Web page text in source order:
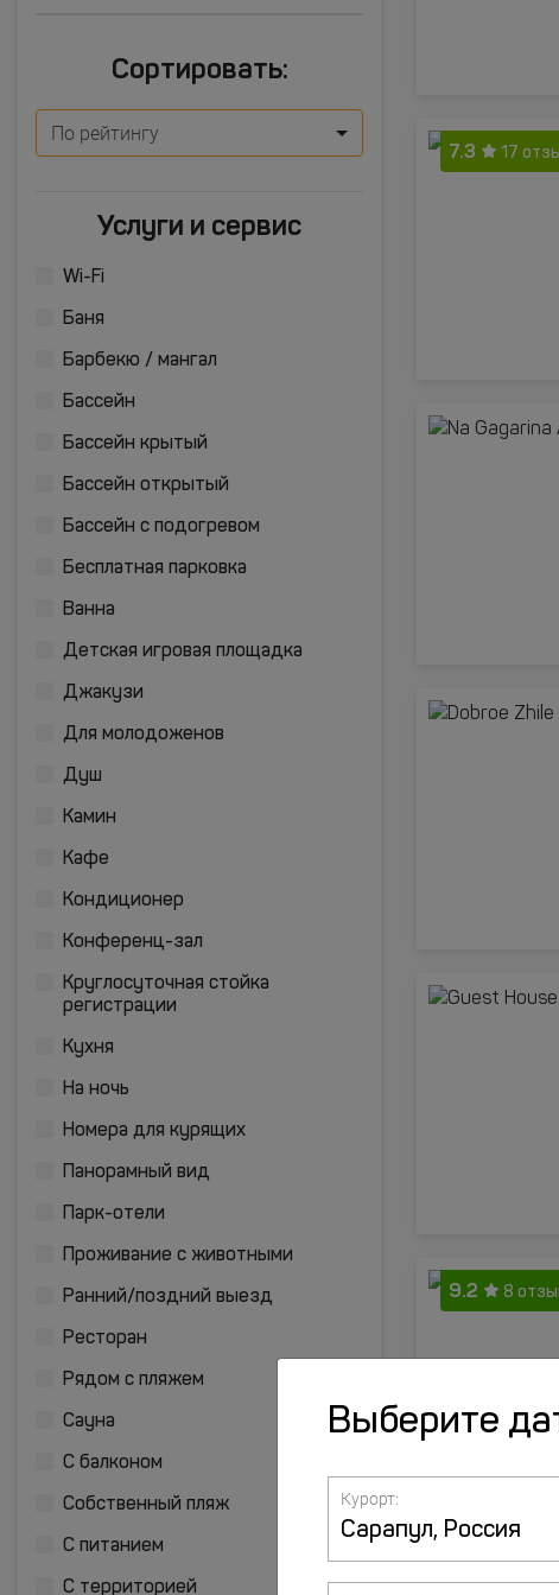
Сортировать:
По рейтингу
Услуги и сервис
Wi-Fi
Баня
Барбекю / мангал
Бассейн
Бассейн крытый
Бассейн открытый
Бассейн с подогревом
Бесплатная парковка
Ванна
Детская игровая площадка
Джакузи
Для молодоженов
Душ
Камин
Кафе
Кондиционер
Конференц-зал
Круглосуточная стойка
регистрации
Кухня
На ночь
Номера для курящих
Панорамный вид
Парк-отели
Проживание с животными
Ранний/поздний выезд
Ресторан
Рядом с пляжем
Сауна
С балконом
Собственный пляж
С питанием
С территорией
7.3 17
9.2 8
Выберите
Курорт: